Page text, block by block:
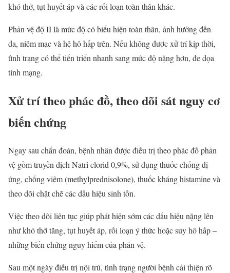
khó thở, tụt huyết áp và các rối loạn toàn thân khác.
Phản vệ độ II là mức độ có biểu hiện toàn thân, ảnh hưởng đến
da, niêm mạc và hệ hô hấp trên. Nếu không được xử trí kịp thời,
tình trạng có thể tiến triển nhanh sang mức độ nặng hơn, đe dọa
tính mạng.
Xử trí theo phác đồ, theo dõi sát nguy cơ
biến chứng
Ngay sau chẩn đoán, bệnh nhân được điều trị theo phác đồ phản
vệ gồm truyền dịch Natri clorid 0,9%, sử dụng thuốc chống dị
ứng, chống viêm (methylprednisolone), thuốc kháng histamine và
theo dõi chặt chẽ các dấu hiệu sinh tồn.
Việc theo dõi liên tục giúp phát hiện sớm các dấu hiệu nặng lên
như khó thở tăng, tụt huyết áp, rối loạn ý thức hoặc suy hô hấp –
những biến chứng nguy hiểm của phản vệ.
Sau một ngày điều trị nội trú, tình trạng người bệnh cải thiện rõ